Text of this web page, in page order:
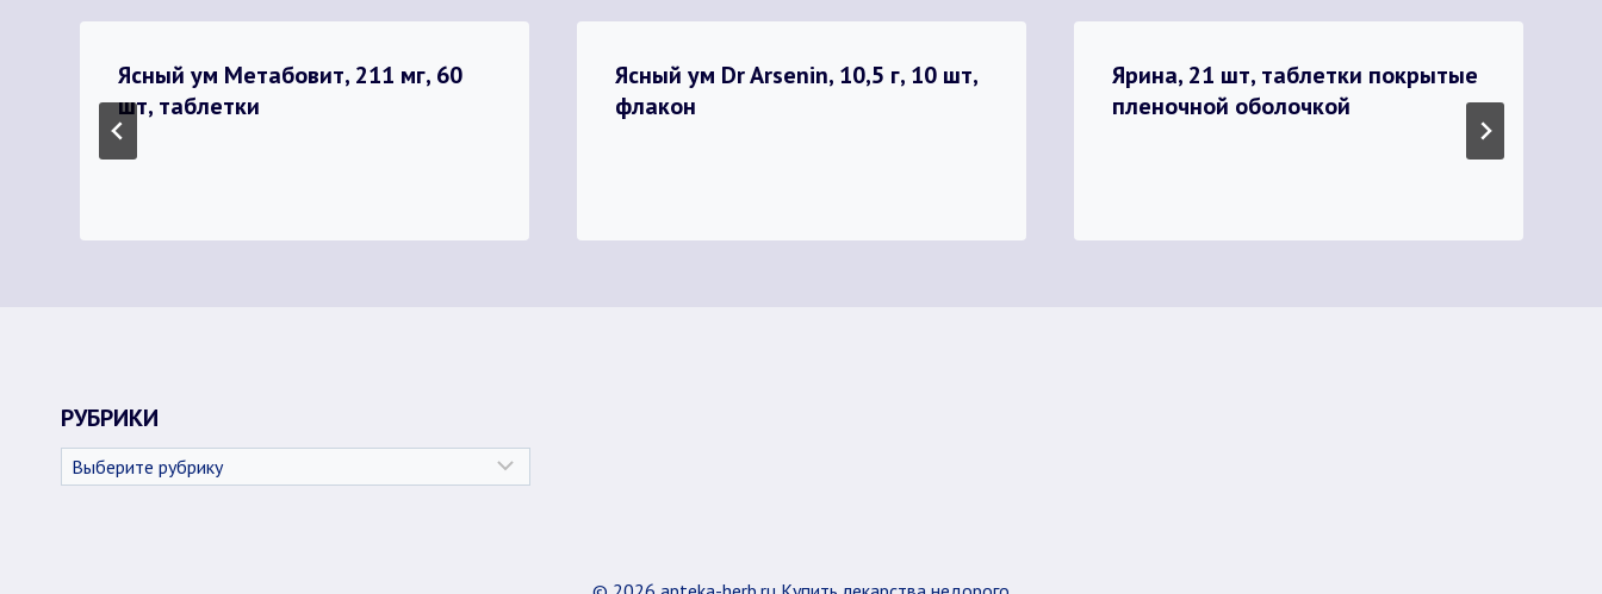
Ясный ум Метабовит, 211 мг, 60
шт, таблетки
Ясный ум Dr Arsenin, 10,5 г, 10 шт,
флакон
Ярина, 21 шт, таблетки покрытые
пленочной оболочкой
РУБРИКИ
Рубрики